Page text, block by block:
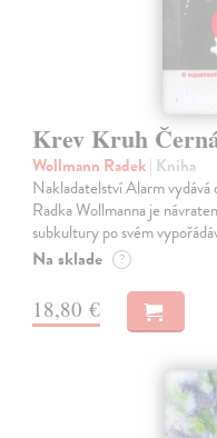
Krev Kruh
Wollmann Radek| Kniha
Nakladatelství Alarm vydává
Radka Wollmanna je
subkultury po svém
Na sklade ?
18,80 €